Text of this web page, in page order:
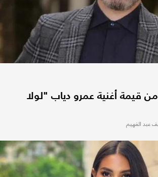
قيمة أغنية عمرو دياب "لولا
عبد الفهيم